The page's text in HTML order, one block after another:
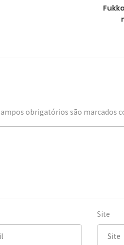
obrigatórios são marcados
Site